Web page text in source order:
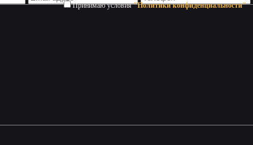
Принимаю условия"Политики конфиденциальности"